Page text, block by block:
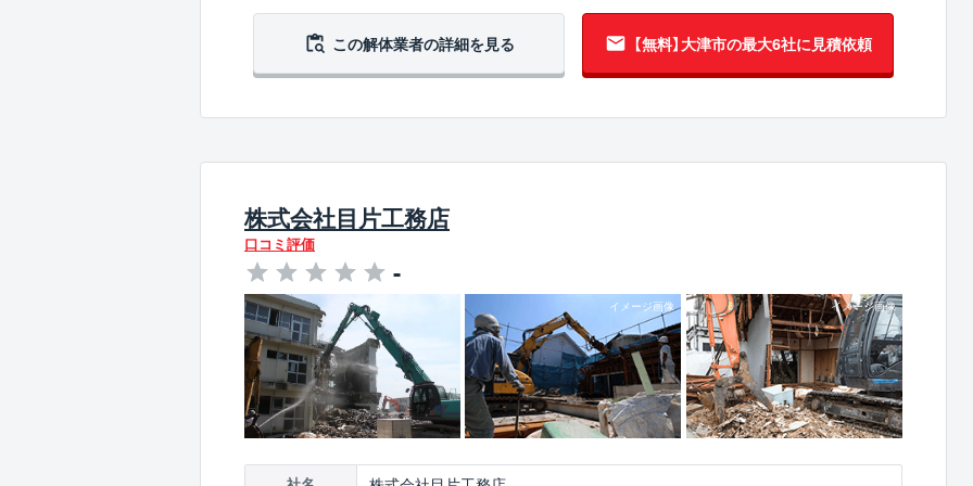
この解体業者の詳細を見る 【無料】大津市の最大6社に見積依頼
株式会社目片工務店
口コミ評価
-